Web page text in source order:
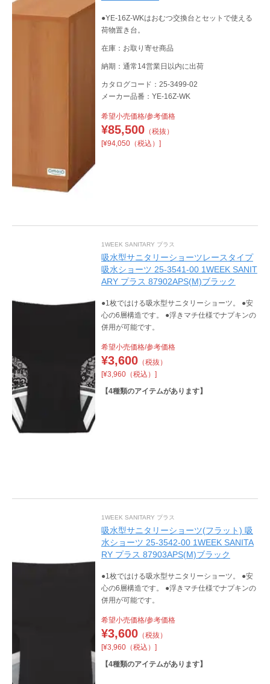
●YE-16Z-WKはおむつ交換台とセットで使える
荷物置き台。
在庫：お取り寄せ商品
納期：通常14営業日以内に出荷
カタログコード：25-3499-02
メーカー品番：YE-16Z-WK
希望小売価格/参考価格
¥85,500（税抜）
[¥94,050（税込）]
1WEEK SANITARY プラス
吸水型サニタリーショーツレースタイプ
吸水ショーツ 25-3541-00 1WEEK SANIT
ARY プラス 87902APS(M)ブラック
●1枚ではける吸水型サニタリーショーツ。 ●安
心の6層構造です。 ●浮きマチ仕様でナプキンの
併用が可能です。
希望小売価格/参考価格
¥3,600（税抜）
[¥3,960（税込）]
【4種類のアイテムがあります】
1WEEK SANITARY プラス
吸水型サニタリーショーツ(フラット) 吸
水ショーツ 25-3542-00 1WEEK SANITA
RY プラス 87903APS(M)ブラック
●1枚ではける吸水型サニタリーショーツ。 ●安
心の6層構造です。 ●浮きマチ仕様でナプキンの
併用が可能です。
希望小売価格/参考価格
¥3,600（税抜）
[¥3,960（税込）]
【4種類のアイテムがあります】